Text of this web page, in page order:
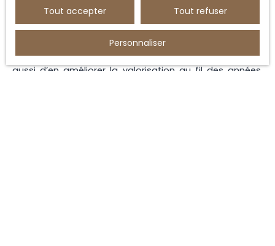
Nous conseillons également aux propriétaires de
conserver une vision à long terme de leur
investissement. Une location bien gérée permet non
seulement de préserver la rentabilité du bien, mais
aussi d’en améliorer la valorisation au fil des années.
Tout accepter Tout refuser
Personnaliser